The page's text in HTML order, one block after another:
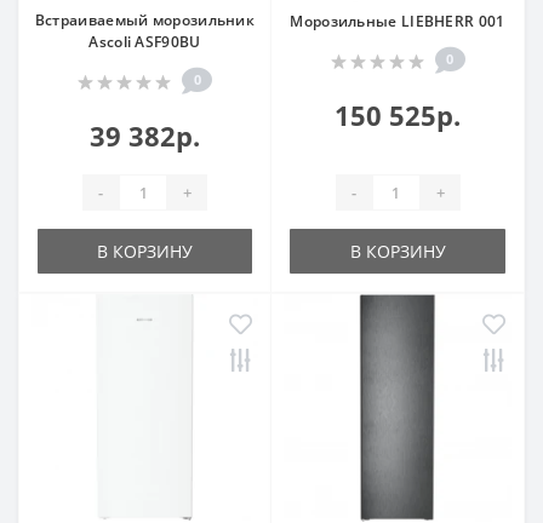
Встраиваемый морозильник
Ascoli ASF90BU
0
39 382р.
- +
В КОРЗИНУ
Морозильные LIEBHERR 001
0
150 525р.
- +
В КОРЗИНУ